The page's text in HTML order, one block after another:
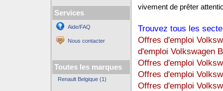
Services
Aide/FAQ
Nous contacter
Toutes les marques
Renault Belgique (1)
vivement de prêter
Trouvez tous les
Offres d'emploi
d'emploi Volkswagen
Offres d'emploi
Offres d'emploi
Offres d'emploi